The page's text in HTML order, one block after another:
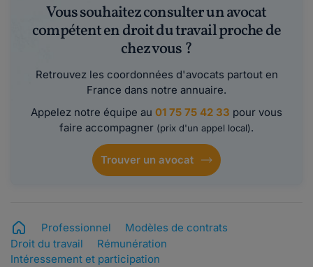
Vous souhaitez consulter un avocat
compétent en droit du travail proche de
chez vous ?
Retrouvez les coordonnées d'avocats partout en
France dans notre annuaire.
Appelez notre équipe au 01 75 75 42 33 pour vous
faire accompagner (prix d'un appel local).
Trouver un avocat
Professionnel
Modèles de contrats
Droit du travail
Rémunération
Intéressement et participation